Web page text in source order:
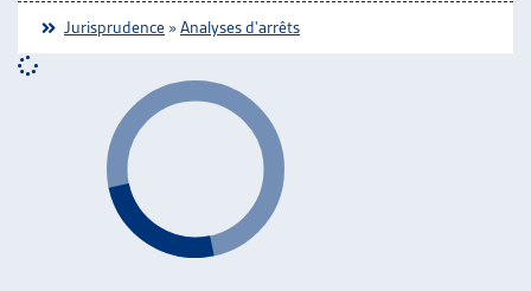
Jurisprudence »Analyses d'arrêts